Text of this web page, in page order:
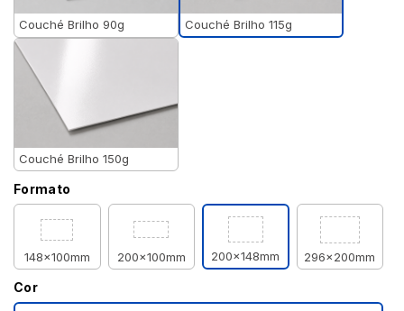
Couché Brilho 90g Couché Brilho 115g
Couché Brilho 150g
Formato
148x100mm 200x100mm 200x148mm 296x200mm
Cor